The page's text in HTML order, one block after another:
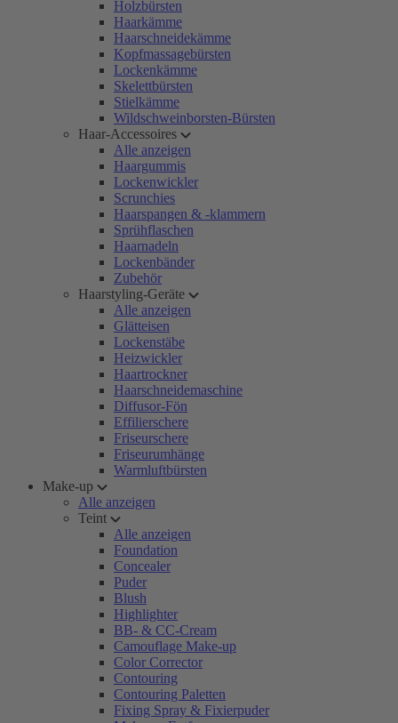
Holzbürsten
Haarkämme
Haarschneidekämme
Kopfmassagebürsten
Lockenkämme
Skelettbürsten
Stielkämme
Wildschweinborsten-Bürsten
Haar-Accessoires
Alle anzeigen
Haargummis
Lockenwickler
Scrunchies
Haarspangen & -klammern
Sprühflaschen
Haarnadeln
Lockenbänder
Zubehör
Haarstyling-Geräte
Alle anzeigen
Glätteisen
Lockenstäbe
Heizwickler
Haartrockner
Haarschneidemaschine
Diffusor-Fön
Effilierschere
Friseurschere
Friseurumhänge
Warmluftbürsten
Make-up
Alle anzeigen
Teint
Alle anzeigen
Foundation
Concealer
Puder
Blush
Highlighter
BB- & CC-Cream
Camouflage Make-up
Color Corrector
Contouring
Contouring Paletten
Fixing Spray & Fixierpuder